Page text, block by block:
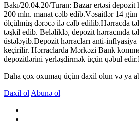
Bakı/20.04.20/Turan: Bazar ertəsi depozit
200 mln. manat cəlb edib.Vəsaitlər 14
ölçülmüş dərəcə ilə cəlb edilib.Hərracda
təşkil edib. Beləliklə, depozit hərracında
üstələyib.Depozit hərracları anti-
keçirilir. Hərraclarda Mərkəzi Bank
depozitlərini yerləşdirmək üçün qəbul
Daha çox oxumaq üçün daxil olun və ya
Daxil ol Abunə ol